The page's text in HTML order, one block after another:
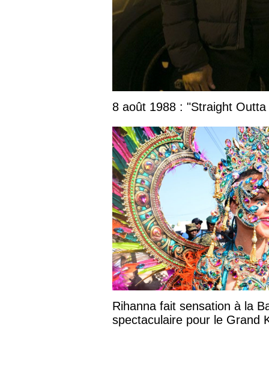
8 août 1988 : "Straight
Rihanna fait sensation à la
spectaculaire pour le Grand